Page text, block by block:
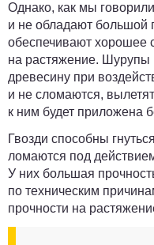
Однако, как мы
и не обладают большой
обеспечивают хорошее
на растяжение. Шурупы
древесину при
и не сломаются,
к ним будет приложена
Гвозди способны
ломаются под
У них большая
по техническим
прочности на